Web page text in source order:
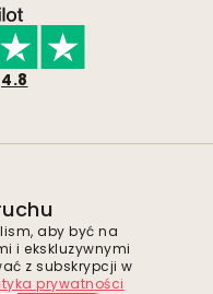
4.8
aby być na
i ekskluzywnymi
z subskrypcji w
prywatności